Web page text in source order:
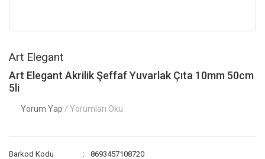
Art Elegant
Art Elegant Akrilik Şeffaf Yuvarlak Çıta 10mm 50cm
5li
Yorum Yap / Yorumları Oku
Barkod Kodu
8693457108720